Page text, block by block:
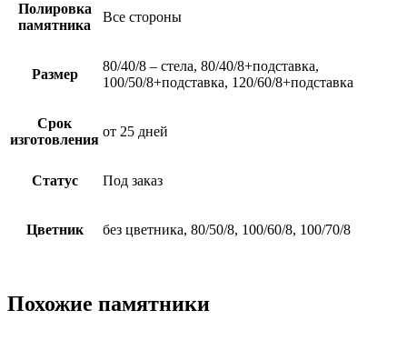
Полировка
памятника
Все стороны
Размер
80/40/8 – стела, 80/40/8+подставка,
100/50/8+подставка, 120/60/8+подставка
Срок
изготовления
от 25 дней
Статус Под заказ
Цветник без цветника, 80/50/8, 100/60/8, 100/70/8
Похожие памятники